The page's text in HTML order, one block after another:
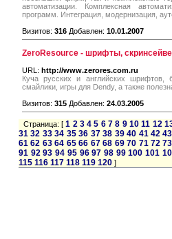
автоматизации. Комплексная
программ. Интеграция, модернизация,
Визитов: 316 Добавлен: 10.01.2007
ZeroResource - шрифты,
URL: http://www.zerores.com.ru
Куча русских и английских шрифтов,
смайлики, игры для Dendy, а также
Визитов: 315 Добавлен: 24.03.2005
Страница: [1 2 3 4 5 6 7 8 9 10 11 12
31 32 33 34 35 36 37 38 39 40 41 42 43
61 62 63 64 65 66 67 68 69 70 71 72 73
91 92 93 94 95 96 97 98 99 100 101
115 116 117 118 119 120 ]